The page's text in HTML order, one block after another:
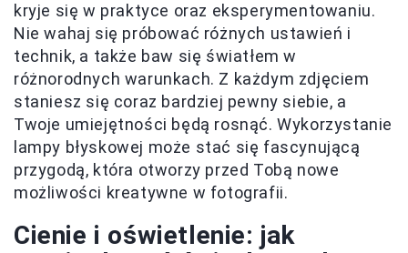
kryje się w praktyce oraz eksperymentowaniu.
Nie wahaj się próbować różnych ustawień i
technik, a także baw się światłem w
różnorodnych warunkach. Z każdym zdjęciem
staniesz się coraz bardziej pewny siebie, a
Twoje umiejętności będą rosnąć. Wykorzystanie
lampy błyskowej może stać się fascynującą
przygodą, która otworzy przed Tobą nowe
możliwości kreatywne w fotografii.
Cienie i oświetlenie: jak